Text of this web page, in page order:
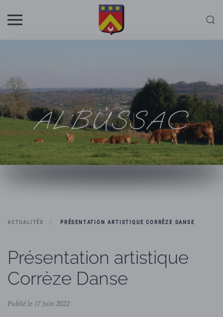
Skip to main content
ALBUSSAC
ACTUALITÉS PRÉSENTATION ARTISTIQUE CORRÈZE DANSE
Présentation artistique
Corrèze Danse
Publié le 17 juin 2022